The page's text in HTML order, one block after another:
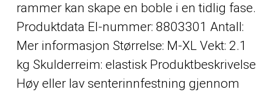
rammer kan skape en boble i en tidlig fase.
Produktdata El-nummer: 8803301 Antall:
Mer informasjon Størrelse: M-XL Vekt: 2.1
kg Skulderreim: elastisk Produktbeskrivelse
Høy eller lav senterinnfestning gjennom